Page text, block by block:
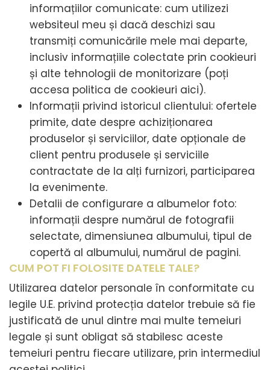
informațiilor comunicate: cum utilizezi
websiteul meu și dacă deschizi sau
transmiți comunicările mele mai departe,
inclusiv informațiile colectate prin cookieuri
și alte tehnologii de monitorizare (poți
accesa politica de cookieuri aici).
Informații privind istoricul clientului: ofertele
primite, date despre achiziționarea
produselor și serviciilor, date opționale de
client pentru produsele și serviciile
contractate de la alți furnizori, participarea
la evenimente.
Detalii de configurare a albumelor foto:
informații despre numărul de fotografii
selectate, dimensiunea albumului, tipul de
copertă al albumului, numărul de pagini.
CUM POT FI FOLOSITE DATELE TALE?
Utilizarea datelor personale în conformitate cu
legile U.E. privind protecția datelor trebuie să fie
justificată de unul dintre mai multe temeiuri
legale și sunt obligat să stabilesc aceste
temeiuri pentru fiecare utilizare, prin intermediul